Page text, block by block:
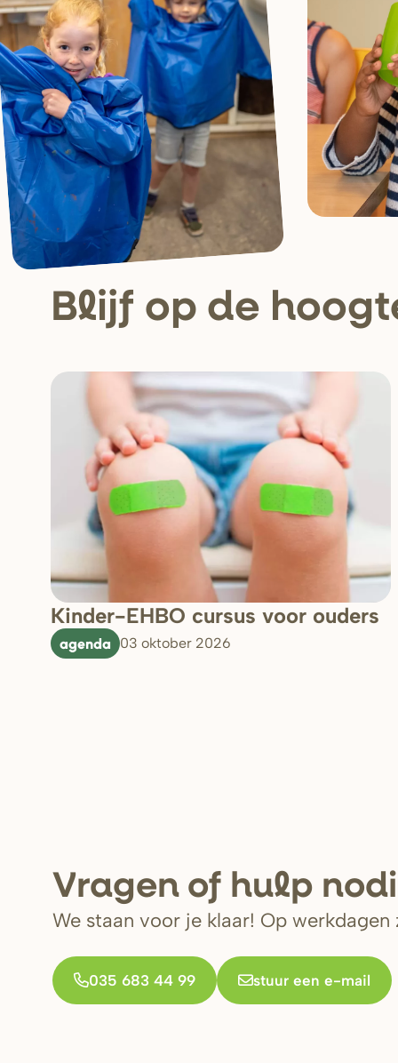
Blijf op de
Kinder-EHBO cursus voor ouders
agenda 03 oktober 2026
Vragen of hulp
We staan voor je klaar! Op
035 683 44 99 stuur een e-mail